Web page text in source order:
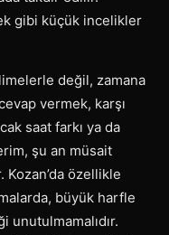
gibi küçük incelikler
değil, zamana
vermek, karşı
saat farkı ya da
şu an müsait
Kozan’da özellikle
büyük harfle
unutulmamalıdır.